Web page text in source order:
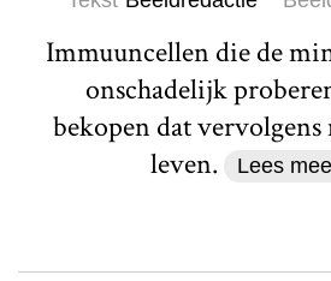
Immuuncellen die de
onschadelijk
bekopen dat vervolgens
leven.
Lees